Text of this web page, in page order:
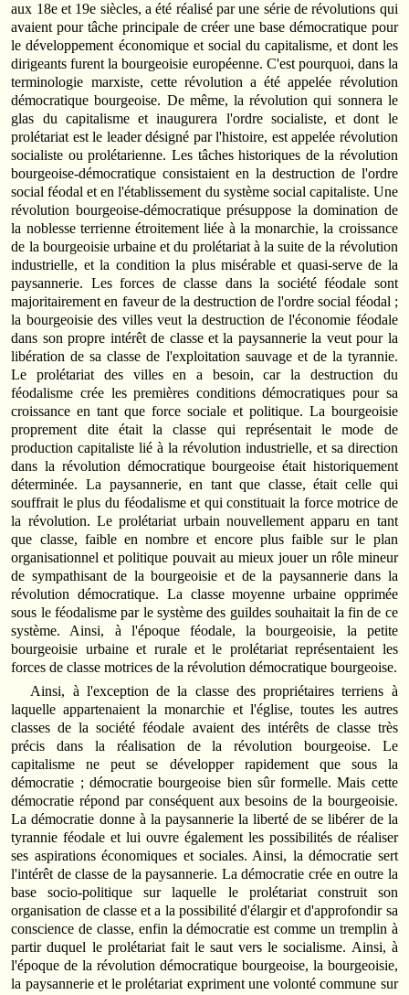
aux 18e et 19e siècles, a été réalisé par une série de révolutions qui
avaient pour tâche principale de créer une base démocratique pour
le développement économique et social du capitalisme, et dont les
dirigeants furent la bourgeoisie européenne. C'est pourquoi, dans la
terminologie marxiste, cette révolution a été appelée révolution
démocratique bourgeoise. De même, la révolution qui sonnera le
glas du capitalisme et inaugurera l'ordre socialiste, et dont le
prolétariat est le leader désigné par l'histoire, est appelée révolution
socialiste ou prolétarienne. Les tâches historiques de la révolution
bourgeoise-démocratique consistaient en la destruction de l'ordre
social féodal et en l'établissement du système social capitaliste. Une
révolution bourgeoise-démocratique présuppose la domination de
la noblesse terrienne étroitement liée à la monarchie, la croissance
de la bourgeoisie urbaine et du prolétariat à la suite de la révolution
industrielle, et la condition la plus misérable et quasi-serve de la
paysannerie. Les forces de classe dans la société féodale sont
majoritairement en faveur de la destruction de l'ordre social féodal ;
la bourgeoisie des villes veut la destruction de l'économie féodale
dans son propre intérêt de classe et la paysannerie la veut pour la
libération de sa classe de l'exploitation sauvage et de la tyrannie.
Le prolétariat des villes en a besoin, car la destruction du
féodalisme crée les premières conditions démocratiques pour sa
croissance en tant que force sociale et politique. La bourgeoisie
proprement dite était la classe qui représentait le mode de
production capitaliste lié à la révolution industrielle, et sa direction
dans la révolution démocratique bourgeoise était historiquement
déterminée. La paysannerie, en tant que classe, était celle qui
souffrait le plus du féodalisme et qui constituait la force motrice de
la révolution. Le prolétariat urbain nouvellement apparu en tant
que classe, faible en nombre et encore plus faible sur le plan
organisationnel et politique pouvait au mieux jouer un rôle mineur
de sympathisant de la bourgeoisie et de la paysannerie dans la
révolution démocratique. La classe moyenne urbaine opprimée
sous le féodalisme par le système des guildes souhaitait la fin de ce
système. Ainsi, à l'époque féodale, la bourgeoisie, la petite
bourgeoisie urbaine et rurale et le prolétariat représentaient les
forces de classe motrices de la révolution démocratique bourgeoise.
Ainsi, à l'exception de la classe des propriétaires terriens à
laquelle appartenaient la monarchie et l'église, toutes les autres
classes de la société féodale avaient des intérêts de classe très
précis dans la réalisation de la révolution bourgeoise. Le
capitalisme ne peut se développer rapidement que sous la
démocratie ; démocratie bourgeoise bien sûr formelle. Mais cette
démocratie répond par conséquent aux besoins de la bourgeoisie.
La démocratie donne à la paysannerie la liberté de se libérer de la
tyrannie féodale et lui ouvre également les possibilités de réaliser
ses aspirations économiques et sociales. Ainsi, la démocratie sert
l'intérêt de classe de la paysannerie. La démocratie crée en outre la
base socio-politique sur laquelle le prolétariat construit son
organisation de classe et a la possibilité d'élargir et d'approfondir sa
conscience de classe, enfin la démocratie est comme un tremplin à
partir duquel le prolétariat fait le saut vers le socialisme. Ainsi, à
l'époque de la révolution démocratique bourgeoise, la bourgeoisie,
la paysannerie et le prolétariat expriment une volonté commune sur